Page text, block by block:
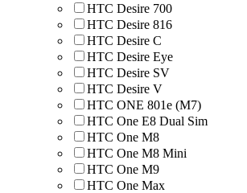
HTC Desire 700
HTC Desire 816
HTC Desire C
HTC Desire Eye
HTC Desire SV
HTC Desire V
HTC ONE 801e (M7)
HTC One E8 Dual Sim
HTC One M8
HTC One M8 Mini
HTC One M9
HTC One Max